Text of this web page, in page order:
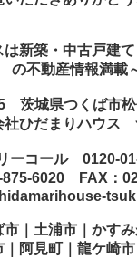
は新築・中古戸建
の不動産情報満載
茨城県つくば市
社ひだまりハウス
ーコール 0120-
875-6020 FAX：
市｜土浦市｜かすみ
｜阿見町｜龍ケ崎市